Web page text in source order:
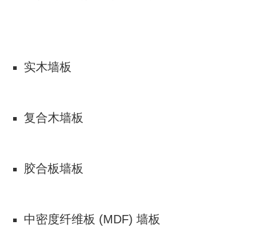
实木墙板
复合木墙板
胶合板墙板
中密度纤维板 (MDF) 墙板